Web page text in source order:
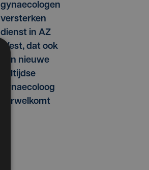
gynaecologen
versterken
dienst in AZ
West, dat ook
een nieuwe
voltijdse
gynaecoloog
verwelkomt